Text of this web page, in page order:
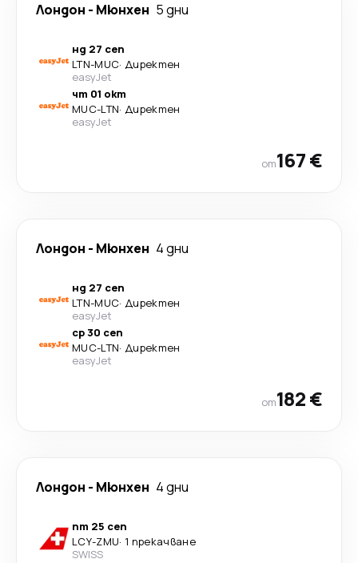
Лондон - Мюнхен 5 дни
нд 27 сеп
LTN-MUC· Директен
easyJet
чт 01 окт
MUC-LTN· Директен
easyJet
от167 €
Лондон - Мюнхен 4 дни
нд 27 сеп
LTN-MUC· Директен
easyJet
ср 30 сеп
MUC-LTN· Директен
easyJet
от182 €
Лондон - Мюнхен 4 дни
пт 25 сеп
LCY-ZMU· 1 прекачване
SWISS